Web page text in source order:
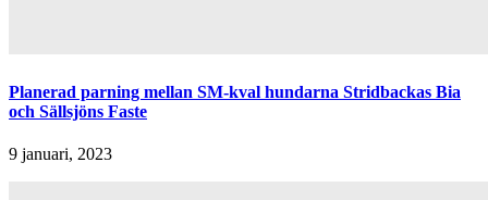
Planerad parning mellan SM-kval hundarna Stridbackas Bia
och Sällsjöns Faste
9 januari, 2023